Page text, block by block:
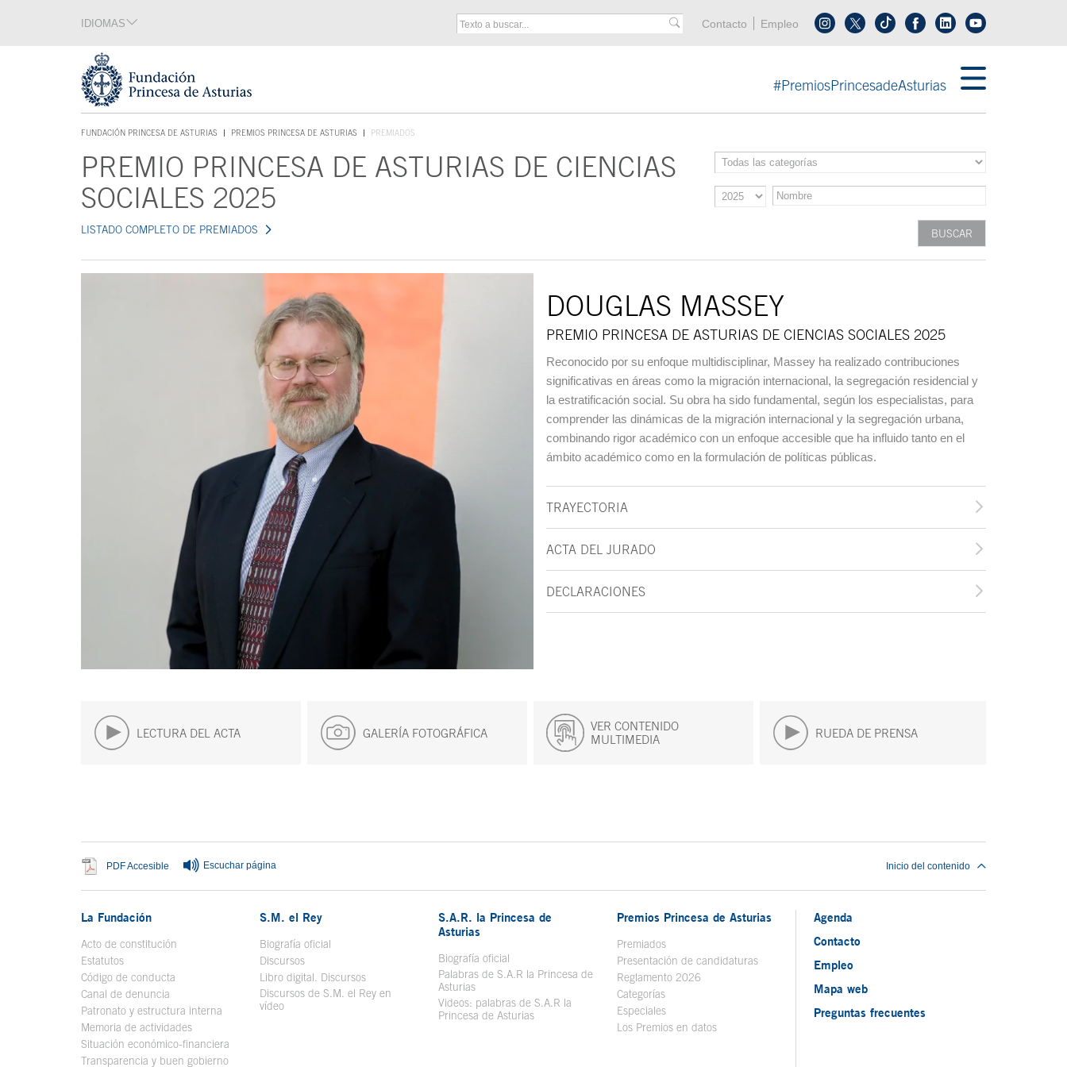
Tecla de acceso 1
IDIOMAS Menú cabecera
Contacto Empleo Síguenos en tiktokSíguenos en linkedin
#PremiosPrincesadeAsturias
FUNDACIÓN PRINCESA DE ASTURIAS
TECLA DE ACCESO 1
PREMIOS PRINCESA DE ASTURIAS PREMIADOS
Contenido principalPREMIO PRINCESA DE ASTURIAS DE CIENCIAS
SOCIALES 2025
LISTADO COMPLETO DE PREMIADOS
DOUGLAS MASSEY
PREMIO PRINCESA DE ASTURIAS DE CIENCIAS SOCIALES 2025
Reconocido por su enfoque multidisciplinar, Massey ha realizado contribuciones
significativas en áreas como la migración internacional, la segregación residencial y
la estratificación social. Su obra ha sido fundamental, según los especialistas, para
comprender las dinámicas de la migración internacional y la segregación urbana,
combinando rigor académico con un enfoque accesible que ha influido tanto en el
ámbito académico como en la formulación de políticas públicas.
TRAYECTORIA
ACTA DEL JURADO
DECLARACIONES
LECTURA DEL ACTA GALERÍA FOTOGRÁFICA
VER CONTENIDO
MULTIMEDIA
RUEDA DE PRENSA
PDF Accesible Se abre en ventana nueva
Escuchar página Inicio del contenido
La Fundación
Acto de constitución
Estatutos
Código de conducta
Canal de denuncia
Patronato y estructura interna
Memoria de actividades
Situación económico-financiera
Transparencia y buen gobierno
S.M. el Rey
Biografía oficial
Discursos
Libro digital. DiscursosSe abre en ventana nueva
Discursos de S.M. el Rey en
vídeoSe abre en ventana nueva
S.A.R. la Princesa de
Asturias
Biografía oficial Se abre en ventana nueva
Palabras de S.A.R la Princesa de
Asturias
Videos: palabras de S.A.R la
Princesa de Asturias
Premios Princesa de Asturias
Premiados
Presentación de candidaturas
Reglamento 2026
Categorías
Especiales
Los Premios en datos
Agenda
Contacto
Empleo
Mapa web
Preguntas frecuentes